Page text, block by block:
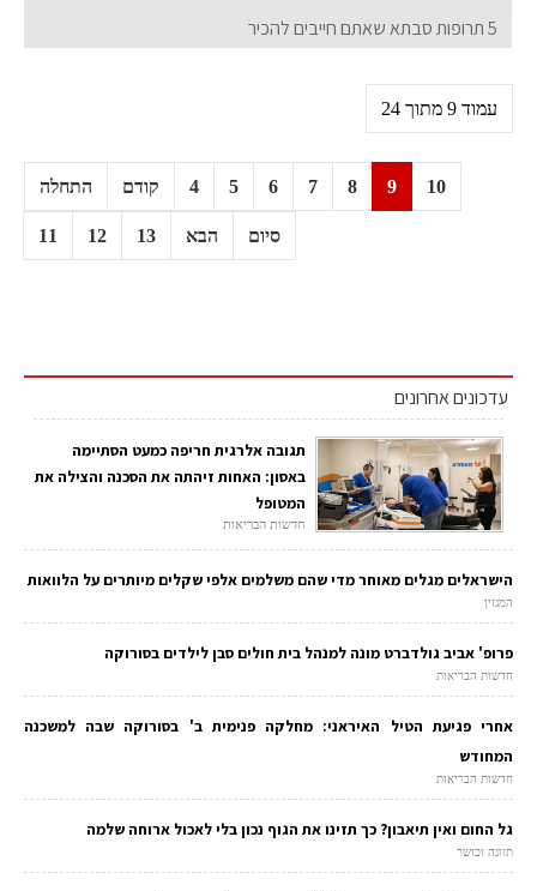
5 תרופות סבתא שאתם חייבים להכיר
עמוד 9 מתוך 24
התחלה קודם 4 5 6 7 8 9 10
11 12 13 הבא סיום
עדכונים אחרונים
תגובה אלרגית חריפה כמעט הסתיימה
באסון: האחות זיהתה את הסכנה והצילה את
המטופל
חדשות הבריאות
הישראלים מגלים מאוחר מדי שהם משלמים אלפי שקלים מיותרים על הלוואות
המגזין
פרופ' אביב גולדברט מונה למנהל בית חולים סבן לילדים בסורוקה
חדשות הבריאות
אחרי פגיעת הטיל האיראני: מחלקה פנימית ב' בסורוקה שבה למשכנה
המחודש
חדשות הבריאות
גל החום ואין תיאבון? כך תזינו את הגוף נכון בלי לאכול ארוחה שלמה
תזונה וכושר